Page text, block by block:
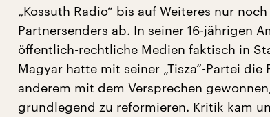
„Kossuth Radio“ bis auf Weiteres nur
Partnersenders ab. In seiner 16-jährigen
öffentlich-rechtliche Medien faktisch in
Magyar hatte mit seiner „Tisza“-Partei
anderem mit dem Versprechen
grundlegend zu reformieren. Kritik kam